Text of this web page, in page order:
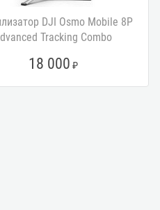
DJI Osmo Mobile 8P
Tracking Combo
18 000